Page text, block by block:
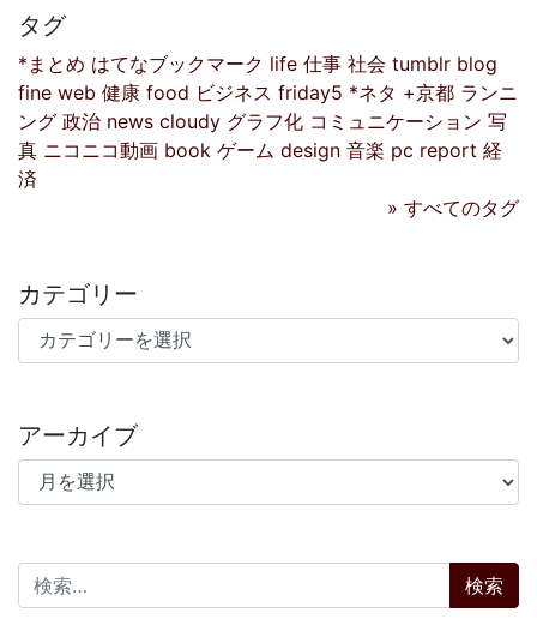
タグ
*まとめ はてなブックマーク life 仕事 社会 tumblr blog
fine web 健康 food ビジネス friday5 *ネタ +京都 ランニ
ング 政治 news cloudy グラフ化 コミュニケーション 写
真 ニコニコ動画 book ゲーム design 音楽 pc report 経
済
» すべてのタグ
カテゴリー
カテゴリー
アーカイブ
アーカイブ
検索: